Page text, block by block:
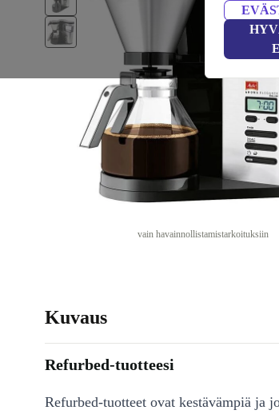
vain havainnollistamistarkoituksiin
Kuvaus
Refurbed-tuotteesi
Refurbed-tuotteet ovat kestävämpiä ja